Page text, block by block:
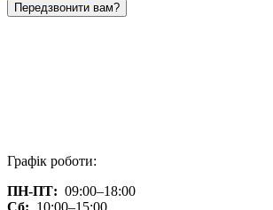
Передзвонити вам?
Графік роботи:
ПН-ПТ: 09:00–18:00
Сб: 10:00–15:00